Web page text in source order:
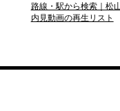
路線・駅から検索｜松
内見動画の再生リスト